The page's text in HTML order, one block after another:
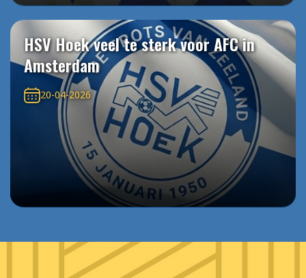
HSV Hoek veel te sterk voor AFC in
Amsterdam
20-04-2026